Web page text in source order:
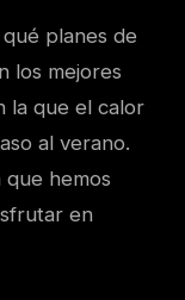
planes de
los mejores
la que el calor
al verano.
hemos
en